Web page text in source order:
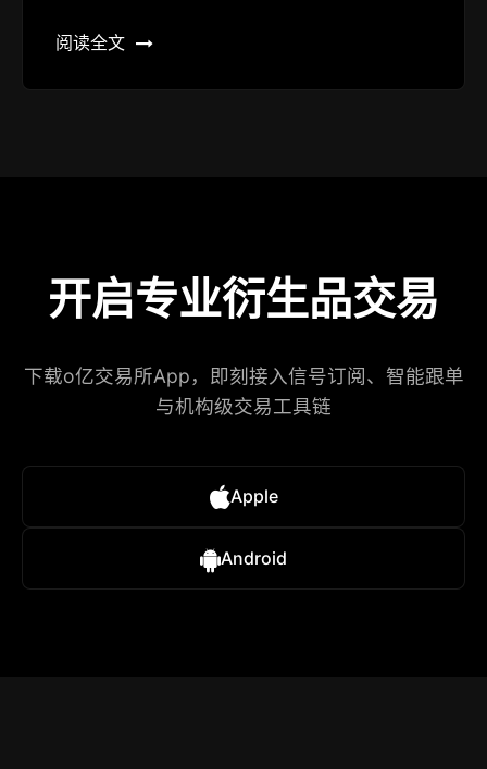
阅读全文
开启专业衍生品交易
下载o亿交易所App，即刻接入信号订阅、智能跟单
与机构级交易工具链
Apple
Android